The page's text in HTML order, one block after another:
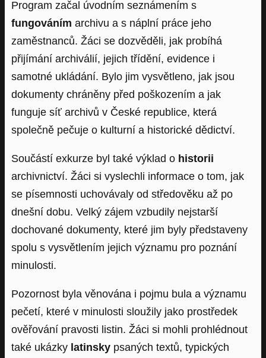
Program začal úvodním seznámením s
fungováním archivu a s náplní práce jeho
zaměstnanců. Žáci se dozvěděli, jak probíhá
přijímání archiválií, jejich třídění, evidence i
samotné ukládání. Bylo jim vysvětleno, jak jsou
dokumenty chráněny před poškozením a jak
funguje síť archivů v České republice, která
společně pečuje o kulturní a historické dědictví.
Součástí exkurze byl také výklad o historii
archivnictví. Žáci si vyslechli informace o tom, jak
se písemnosti uchovávaly od středověku až po
dnešní dobu. Velký zájem vzbudily nejstarší
dochované dokumenty, které jim byly představeny
spolu s vysvětlením jejich významu pro poznání
minulosti.
Pozornost byla věnována i pojmu bula a významu
pečetí, které v minulosti sloužily jako prostředek
ověřování pravosti listin. Žáci si mohli prohlédnout
také ukázky latinskypsaných textů, typických